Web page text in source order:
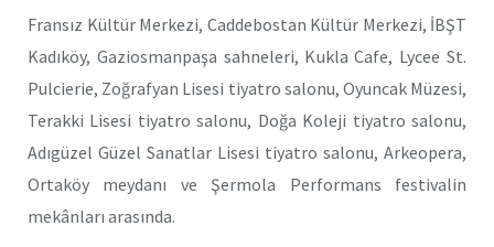
Fransız Kültür Merkezi, Caddebostan Kültür Merkezi, İBŞT
Kadıköy, Gaziosmanpaşa sahneleri, Kukla Cafe, Lycee St.
Pulcierie, Zoğrafyan Lisesi tiyatro salonu, Oyuncak Müzesi,
Terakki Lisesi tiyatro salonu, Doğa Koleji tiyatro salonu,
Adıgüzel Güzel Sanatlar Lisesi tiyatro salonu, Arkeopera,
Ortaköy meydanı ve Şermola Performans festivalin
mekânları arasında.